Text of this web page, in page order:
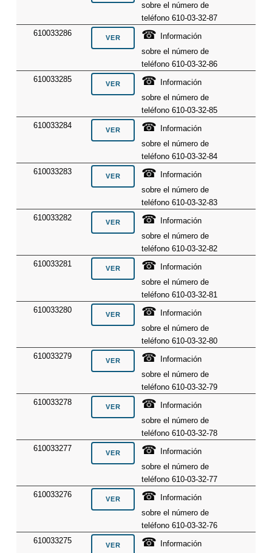
sobre el número de
teléfono 610-03-32-87
610033286
☎ Información
sobre el número de
teléfono 610-03-32-86
610033285
☎ Información
sobre el número de
teléfono 610-03-32-85
610033284
☎ Información
sobre el número de
teléfono 610-03-32-84
610033283
☎ Información
sobre el número de
teléfono 610-03-32-83
610033282
☎ Información
sobre el número de
teléfono 610-03-32-82
610033281
☎ Información
sobre el número de
teléfono 610-03-32-81
610033280
☎ Información
sobre el número de
teléfono 610-03-32-80
610033279
☎ Información
sobre el número de
teléfono 610-03-32-79
610033278
☎ Información
sobre el número de
teléfono 610-03-32-78
610033277
☎ Información
sobre el número de
teléfono 610-03-32-77
610033276
☎ Información
sobre el número de
teléfono 610-03-32-76
610033275
☎ Información